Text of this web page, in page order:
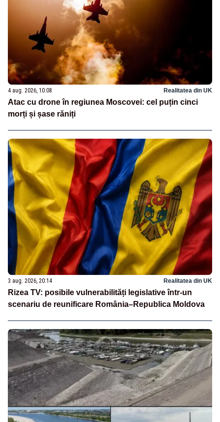
4 aug. 2026, 10:08 Realitatea din UK
Atac cu drone în regiunea Moscovei: cel puțin cinci
morți și șase răniți
3 aug. 2026, 20:14 Realitatea din UK
Rizea TV: posibile vulnerabilități legislative într-un
scenariu de reunificare România–Republica Moldova